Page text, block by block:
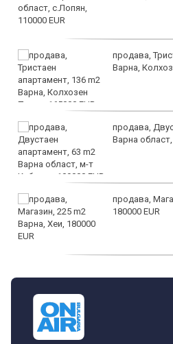
продава,
Варна,
продава,
Варна
продава,
180000 EUR